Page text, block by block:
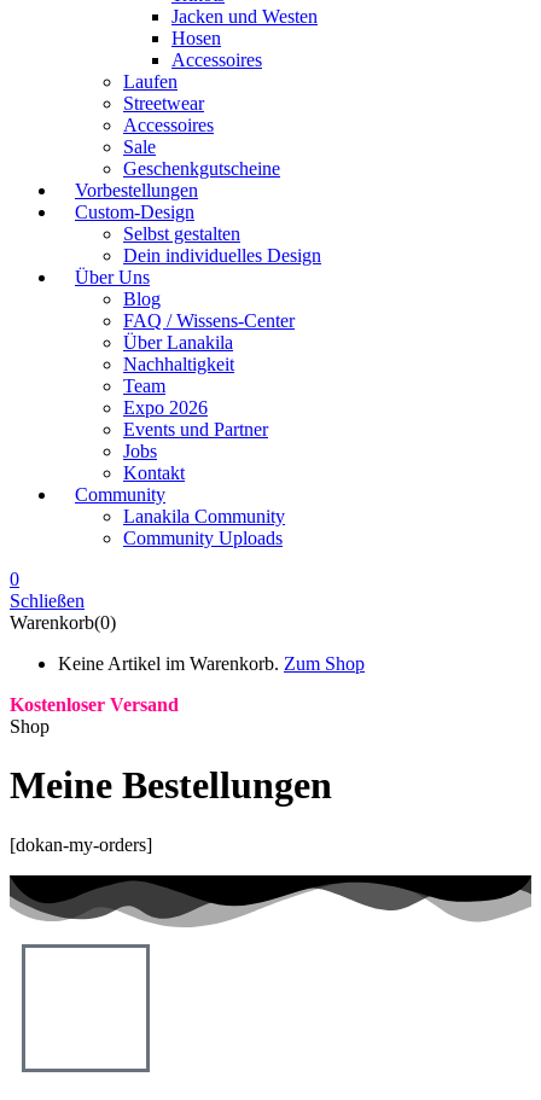
Jacken und Westen
Hosen
Accessoires
Laufen
Streetwear
Accessoires
Sale
Geschenkgutscheine
Vorbestellungen
Custom-Design
Selbst gestalten
Dein individuelles Design
Über Uns
Blog
FAQ / Wissens-Center
Über Lanakila
Nachhaltigkeit
Team
Expo 2026
Events und Partner
Jobs
Kontakt
Community
Lanakila Community
Community Uploads
0
Schließen
Warenkorb(0)
Keine Artikel im Warenkorb. Zum Shop
Kostenloser Versand
Shop
Meine Bestellungen
[dokan-my-orders]